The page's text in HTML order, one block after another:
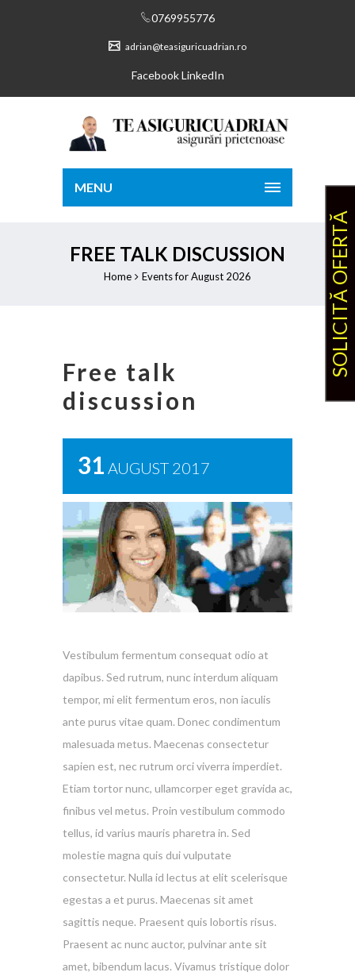
0769955776
adrian@teasiguricuadrian.ro
Facebook LinkedIn
MENU
FREE TALK DISCUSSION
Home Events for August 2026
Free talk
discussion
31 AUGUST 2017
Vestibulum fermentum consequat odio at
dapibus. Sed rutrum, nunc interdum aliquam
tempor, mi elit fermentum eros, non iaculis
ante purus vitae quam. Donec condimentum
malesuada metus. Maecenas consectetur
sapien est, nec rutrum orci viverra imperdiet.
Etiam tortor nunc, ullamcorper eget gravida ac,
finibus vel metus. Proin vestibulum commodo
tellus, id varius mauris pharetra in. Sed
molestie magna quis dui vulputate
consectetur. Nulla id lectus at elit scelerisque
egestas a et purus. Maecenas sit amet
sagittis neque. Praesent quis lobortis risus.
Praesent ac nunc auctor, pulvinar ante sit
amet, bibendum lacus. Vivamus tristique dolor
SOLICITĂ OFERTĂ